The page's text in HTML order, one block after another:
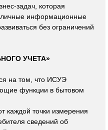
задач, которая
информационные
без ограничений
УЧЕТА»
на том, что ИСУЭ
функции в бытовом
каждой точки измерения
сведений об